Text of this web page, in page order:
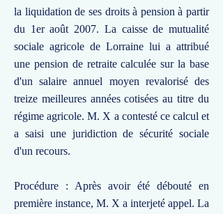
la liquidation de ses droits à pension à partir
du 1er août 2007. La caisse de mutualité
sociale agricole de Lorraine lui a attribué
une pension de retraite calculée sur la base
d'un salaire annuel moyen revalorisé des
treize meilleures années cotisées au titre du
régime agricole. M. X a contesté ce calcul et
a saisi une juridiction de sécurité sociale
d'un recours.
Procédure : Après avoir été débouté en
première instance, M. X a interjeté appel. La